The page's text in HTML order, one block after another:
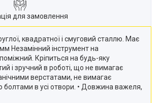
для замовлення
квадратної і смуговий сталлю. Має
Незамінний інструмент на
Кріпиться на будь-яку
і зручний в роботі, що не вимагає
верстатами, не вимагає
болтами в усі отвори. • Довжина важеля,